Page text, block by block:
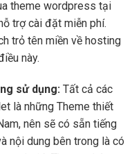
theme wordpress tại
trợ cài đặt miễn phí.
trỏ tên miền về hosting
này.
sử dụng: Tất cả các
là những Theme thiết
nên sẽ có sẵn tiếng
nội dung bên trong là có